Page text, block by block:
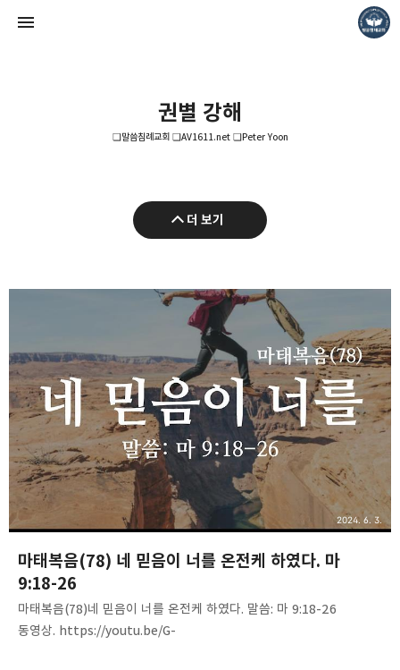
권별 강해
❏말씀침례교회 ❏AV1611.net ❏Peter Yoon
더 보기
마태복음(78) 네 믿음이 너를 온전케 하였다. 마
9:18-26
2024. 6. 3.
마태복음(78)네 믿음이 너를 온전케 하였다. 말씀: 마 9:18-26
동영상. https://youtu.be/G-
Pastor. Yoon